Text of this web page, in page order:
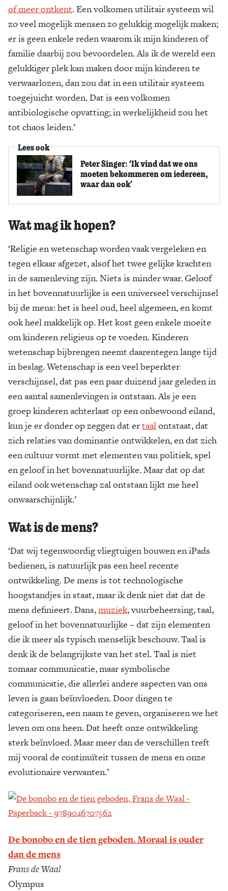
of meer ontkent. Een volkomen utilitair systeem wil
zo veel mogelijk mensen zo gelukkig mogelijk maken;
er is geen enkele reden waarom ik mijn kinderen of
familie daarbij zou bevoordelen. Als ik de wereld een
gelukkiger plek kan maken door mijn kinderen te
verwaarlozen, dan zou dat in een utilitair systeem
toegejuicht worden. Dat is een volkomen
antibiologische opvatting; in werkelijkheid zou het
tot chaos leiden.’
Lees ook
Peter Singer: ‘Ik vind dat we ons
moeten bekommeren om iedereen,
waar dan ook’
Wat mag ik hopen?
‘Religie en wetenschap worden vaak vergeleken en
tegen elkaar afgezet, alsof het twee gelijke krachten
in de samenleving zijn. Niets is minder waar. Geloof
in het bovennatuurlijke is een universeel verschijnsel
bij de mens: het is heel oud, heel algemeen, en komt
ook heel makkelijk op. Het kost geen enkele moeite
om kinderen religieus op te voeden. Kinderen
wetenschap bijbrengen neemt daarentegen lange tijd
in beslag. Wetenschap is een veel beperkter
verschijnsel, dat pas een paar duizend jaar geleden in
een aantal samenlevingen is ontstaan. Als je een
groep kinderen achterlaat op een onbewoond eiland,
kun je er donder op zeggen dat ertaalontstaat, dat
zich relaties van dominantie ontwikkelen, en dat zich
een cultuur vormt met elementen van politiek, spel
en geloof in het bovennatuurlijke. Maar dat op dat
eiland ook wetenschap zal ontstaan lijkt me heel
onwaarschijnlijk.’
Wat is de mens?
‘Dat wij tegenwoordig vliegtuigen bouwen en iPads
bedienen, is natuurlijk pas een heel recente
ontwikkeling. De mens is tot technologische
hoogstandjes in staat, maar ik denk niet dat dat de
mens definieert. Dans,muziek, vuurbeheersing, taal,
geloof in het bovennatuurlijke – dat zijn elementen
die ik meer als typisch menselijk beschouw. Taal is
denk ik de belangrijkste van het stel. Taal is niet
zomaar communicatie, maar symbolische
communicatie, die allerlei andere aspecten van ons
leven is gaan beïnvloeden. Door dingen te
categoriseren, een naam te geven, organiseren we het
leven om ons heen. Dat heeft onze ontwikkeling
sterk beïnvloed. Maar meer dan de verschillen treft
mij vooral de continuïteit tussen de mens en onze
evolutionaire verwanten.’
De bonobo en de tien geboden. Moraal is ouder
dan de mens
Frans de Waal
Olympus